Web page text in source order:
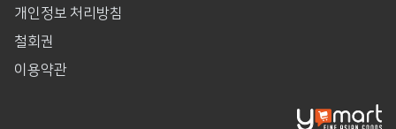
개인정보 처리방침
철회권
이용약관